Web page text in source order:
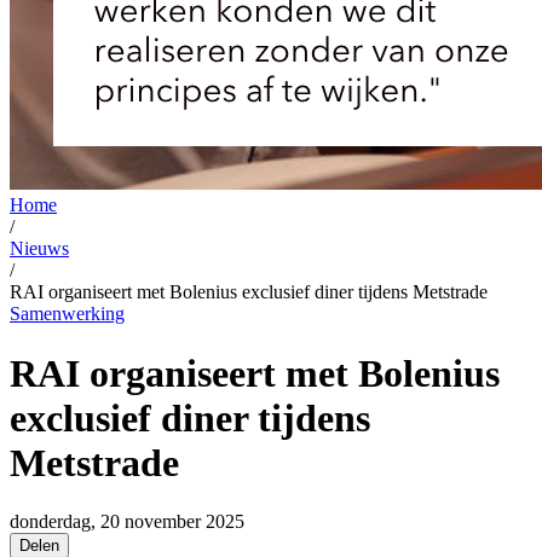
Home
/
Nieuws
/
RAI organiseert met Bolenius exclusief diner tijdens Metstrade
Samenwerking
RAI organiseert met Bolenius
exclusief diner tijdens
Metstrade
donderdag, 20 november 2025
Delen